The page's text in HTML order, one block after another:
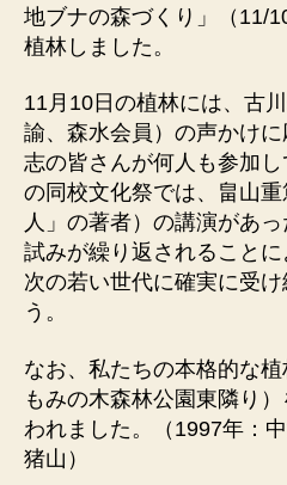
地ブナの森づくり」（11/
植林しました。
11月10日の植林には、古
諭、森水会員）の声かけ
志の皆さんが何人も参加
の同校文化祭では、畠山
人」の著者）の講演があ
試みが繰り返されること
次の若い世代に確実に受
う。
なお、私たちの本格的な植
もみの木森林公園東隣り
われました。（1997年：
猪山）